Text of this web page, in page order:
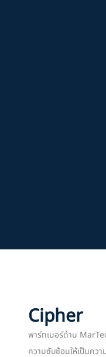
Cipher
พาร์ทเนอร์ด้าน
ความซับซ้อนให้เป็นคว